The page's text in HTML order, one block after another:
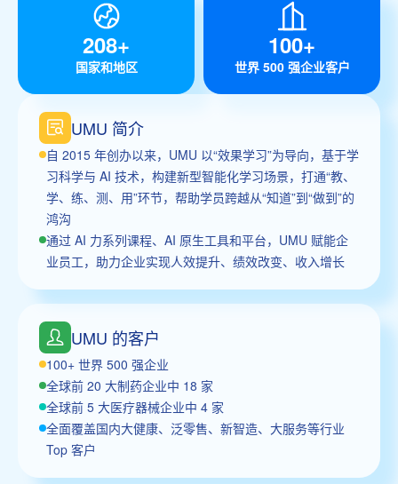
208+
国家和地区
100+
世界 500 强企业客户
UMU 简介
自 2015 年创办以来，UMU 以“效果学习”为导向，基于学
习科学与 AI 技术，构建新型智能化学习场景，打通“教、
学、练、测、用”环节，帮助学员跨越从“知道”到“做到”的
鸿沟
通过 AI 力系列课程、AI 原生工具和平台，UMU 赋能企
业员工，助力企业实现人效提升、绩效改变、收入增长
UMU 的客户
100+ 世界 500 强企业
全球前 20 大制药企业中 18 家
全球前 5 大医疗器械企业中 4 家
全面覆盖国内大健康、泛零售、新智造、大服务等行业
Top 客户